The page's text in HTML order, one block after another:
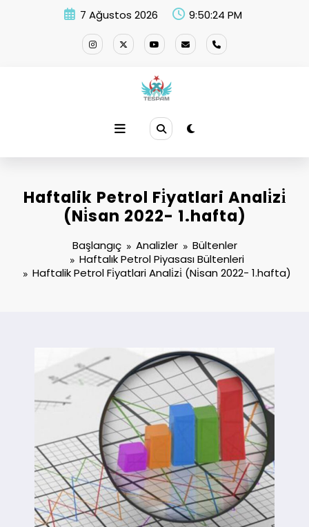
7 Ağustos 2026 9:50:25 PM
Haftalik Petrol Fi̇yatlari Anali̇zi̇
(Ni̇san 2022- 1.hafta)
Başlangıç Analizler
Bültenler
Haftalık Petrol Piyasası Bültenleri
Haftalik Petrol Fi̇yatlari Anali̇zi̇ (Ni̇san 2022- 1.hafta)